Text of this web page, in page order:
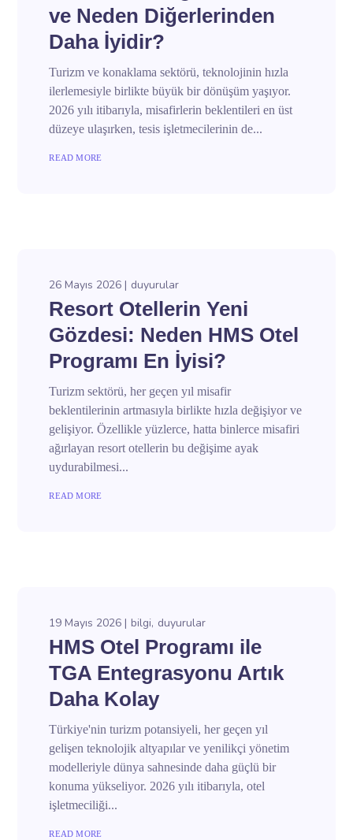
ve Neden Diğerlerinden
Daha İyidir?
Turizm ve konaklama sektörü, teknolojinin hızla
ilerlemesiyle birlikte büyük bir dönüşüm yaşıyor.
2026 yılı itibarıyla, misafirlerin beklentileri en üst
düzeye ulaşırken, tesis işletmecilerinin de...
READ MORE
26 Mayıs 2026 duyurular
Resort Otellerin Yeni
Gözdesi: Neden HMS Otel
Programı En İyisi?
Turizm sektörü, her geçen yıl misafir
beklentilerinin artmasıyla birlikte hızla değişiyor ve
gelişiyor. Özellikle yüzlerce, hatta binlerce misafiri
ağırlayan resort otellerin bu değişime ayak
uydurabilmesi...
READ MORE
19 Mayıs 2026 bilgi duyurular
HMS Otel Programı ile
TGA Entegrasyonu Artık
Daha Kolay
Türkiye'nin turizm potansiyeli, her geçen yıl
gelişen teknolojik altyapılar ve yenilikçi yönetim
modelleriyle dünya sahnesinde daha güçlü bir
konuma yükseliyor. 2026 yılı itibarıyla, otel
işletmeciliği...
READ MORE